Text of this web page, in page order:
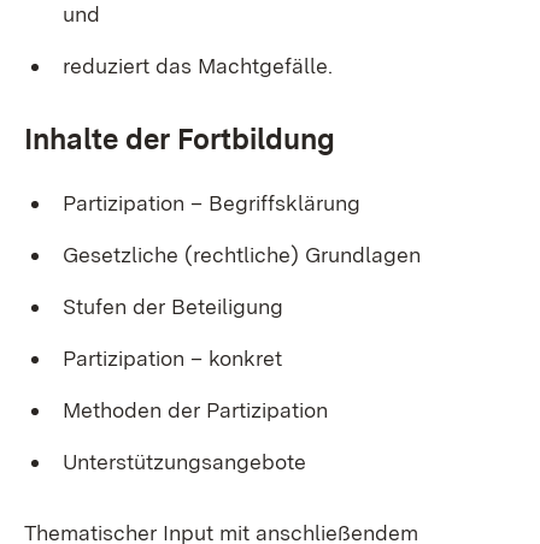
und
reduziert das Machtgefälle.
Inhalte der Fortbildung
Partizipation – Begriffsklärung
Gesetzliche (rechtliche) Grundlagen
Stufen der Beteiligung
Partizipation – konkret
Methoden der Partizipation
Unterstützungsangebote
Thematischer Input mit anschließendem